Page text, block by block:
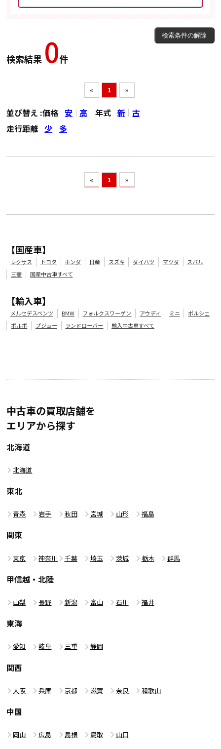
検索結果 0件
« 1 »
並び替え :価格 安 高 年式 新 古
走行距離 少 多
« 1 »
【国産車】
レクサス トヨタ ホンダ 日産 スズキ ダイハツ マツダ
スバル
三菱
国産中古車すべて
【輸入車】
メルセデスベンツ BMW フォルクスワーゲン アウディ ミニ
ポルシェ
ボルボ
プジョー ランドローバー 輸入中古車すべて
中古車の買取店舗を
エリアから探す
北海道
北海道
東北
青森 岩手 秋田 宮城 山形 福島
関東
東京 神奈川 千葉 埼玉 茨城 栃木 群馬
甲信越・北陸
山梨 長野 新潟 富山 石川 福井
東海
愛知 岐阜 三重 静岡
関西
大阪 兵庫 京都 滋賀 奈良 和歌山
中国
岡山 広島 島根 鳥取 山口